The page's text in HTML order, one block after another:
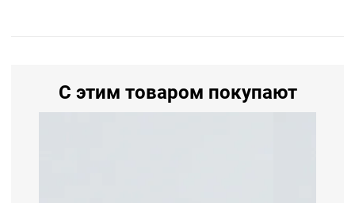
С этим товаром покупают